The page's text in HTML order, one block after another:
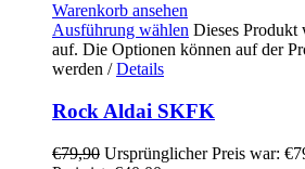
Warenkorb ansehen
Ausführung wählen Dieses Produkt
auf. Die Optionen können auf der
werden / Details
Rock Aldai SKFK
€79,90 Ursprünglicher Preis war: